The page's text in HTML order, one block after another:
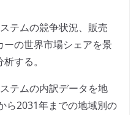
テムの競争状況、販売
の世界市場シェアを景
する。
テムの内訳データを地
ら2031年までの地域別の